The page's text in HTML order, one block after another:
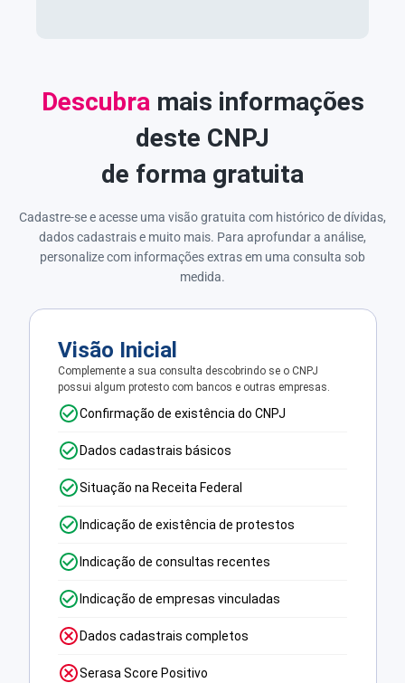
Descubra mais informações
deste CNPJ
de forma gratuita
Cadastre-se e acesse uma visão gratuita com histórico de dívidas,
dados cadastrais e muito mais. Para aprofundar a análise,
personalize com informações extras em uma consulta sob
medida.
Visão Inicial
Complemente a sua consulta descobrindo se o CNPJ
possui algum protesto com bancos e outras empresas.
Confirmação de existência do CNPJ
Dados cadastrais básicos
Situação na Receita Federal
Indicação de existência de protestos
Indicação de consultas recentes
Indicação de empresas vinculadas
Dados cadastrais completos
Serasa Score Positivo